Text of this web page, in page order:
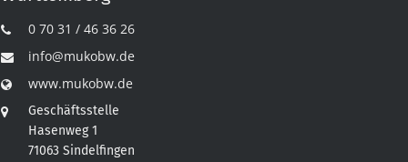
0 70 31 / 46 36 26
info@mukobw.de
www.mukobw.de
Geschäftsstelle
Hasenweg 1
71063 Sindelfingen